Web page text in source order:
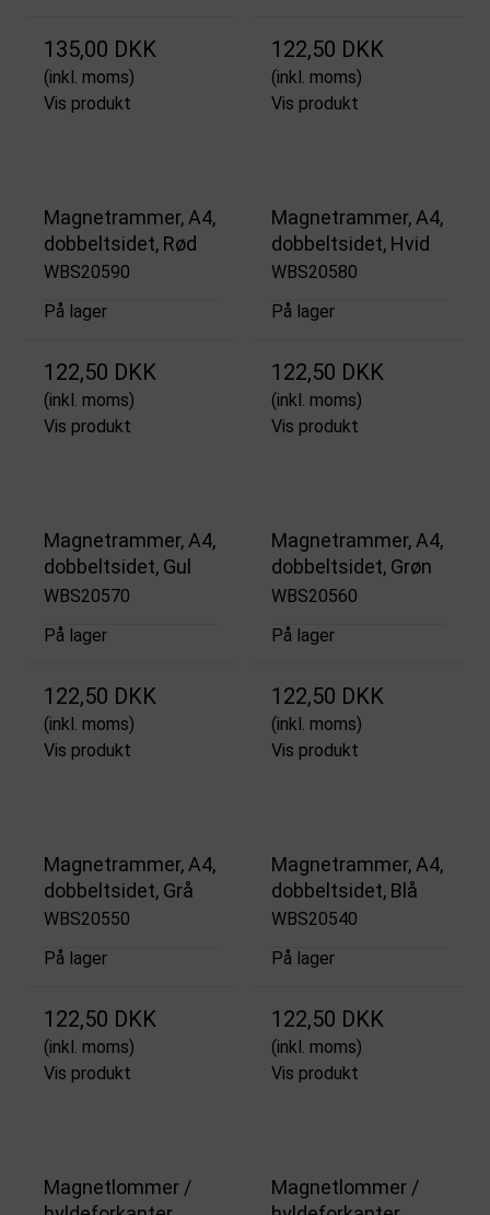
135,00 DKK
(inkl. moms)
Vis produkt
122,50 DKK
(inkl. moms)
Vis produkt
Magnetrammer, A4,
dobbeltsidet, Rød
WBS20590
På lager
122,50 DKK
(inkl. moms)
Vis produkt
Magnetrammer, A4,
dobbeltsidet, Hvid
WBS20580
På lager
122,50 DKK
(inkl. moms)
Vis produkt
Magnetrammer, A4,
dobbeltsidet, Gul
WBS20570
På lager
122,50 DKK
(inkl. moms)
Vis produkt
Magnetrammer, A4,
dobbeltsidet, Grøn
WBS20560
På lager
122,50 DKK
(inkl. moms)
Vis produkt
Magnetrammer, A4,
dobbeltsidet, Grå
WBS20550
På lager
122,50 DKK
(inkl. moms)
Vis produkt
Magnetrammer, A4,
dobbeltsidet, Blå
WBS20540
På lager
122,50 DKK
(inkl. moms)
Vis produkt
Magnetlommer /
Magnetlommer /